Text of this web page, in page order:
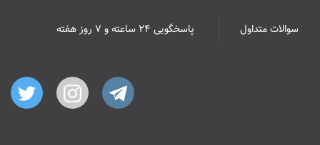
سوالات متداول پاسخگویی ۲۴ ساعته و ۷ روز هفته